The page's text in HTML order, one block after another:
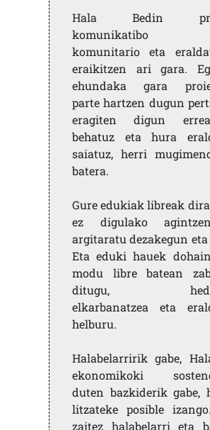
Hala Bedin
komunikatibo
komunitario eta
eraikitzen ari gara.
ehundaka gara
parte hartzen dugun
eragiten digun
behatuz eta hura
saiatuz, herri
batera.
Gure edukiak libreak
ez digulako
argitaratu dezakegun eta
Eta eduki hauek
modu libre batean
ditugu,
elkarbanatzea eta
helburu.
Halabelarririk gabe,
ekonomikoki
duten bazkiderik gabe,
litzateke posible
zaitez halabelarri eta